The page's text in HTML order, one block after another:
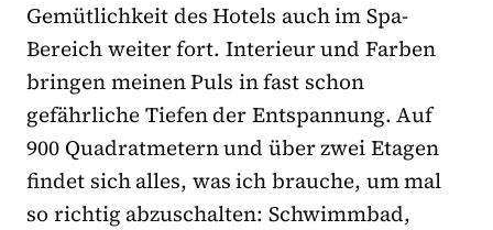
Gemütlichkeit des Hotels auch im Spa-
Bereich weiter fort. Interieur und Farben
bringen meinen Puls in fast schon
gefährliche Tiefen der Entspannung. Auf
900 Quadratmetern und über zwei Etagen
findet sich alles, was ich brauche, um mal
so richtig abzuschalten: Schwimmbad,